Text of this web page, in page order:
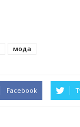
мода
Facebook